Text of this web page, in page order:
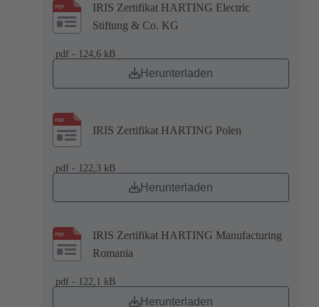
IRIS Zertifikat HARTING Electric
Stiftung & Co. KG
.pdf - 124,6 kB
Herunterladen
IRIS Zertifikat HARTING Polen
.pdf - 122,3 kB
Herunterladen
IRIS Zertifikat HARTING Manufacturing
Romania
.pdf - 122,1 kB
Herunterladen